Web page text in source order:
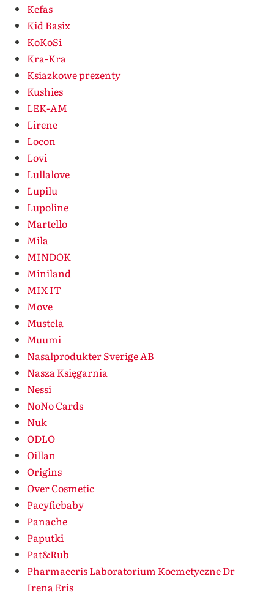
Kefas
Kid Basix
KoKoSi
Kra-Kra
Ksiazkowe prezenty
Kushies
LEK-AM
Lirene
Locon
Lovi
Lullalove
Lupilu
Lupoline
Martello
Mila
MINDOK
Miniland
MIX IT
Move
Mustela
Muumi
Nasalprodukter Sverige AB
Nasza Księgarnia
Nessi
NoNo Cards
Nuk
ODLO
Oillan
Origins
Over Cosmetic
Pacyficbaby
Panache
Paputki
Pat&Rub
Pharmaceris Laboratorium Kocmetyczne Dr
Irena Eris